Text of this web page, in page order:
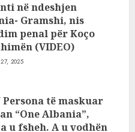
në ndeshjen
Gramshi, nis
penal për Koço
(VIDEO)
2025
Persona të maskuar
“One Albania”,
u fsheh. A u vodhën